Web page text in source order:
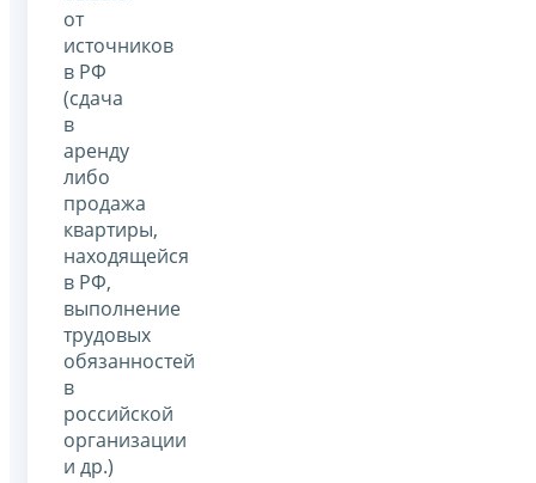
от
источников
в РФ
(сдача
в
аренду
либо
продажа
квартиры,
находящейся
в РФ,
выполнение
трудовых
обязанностей
в
российской
организации
и др.)